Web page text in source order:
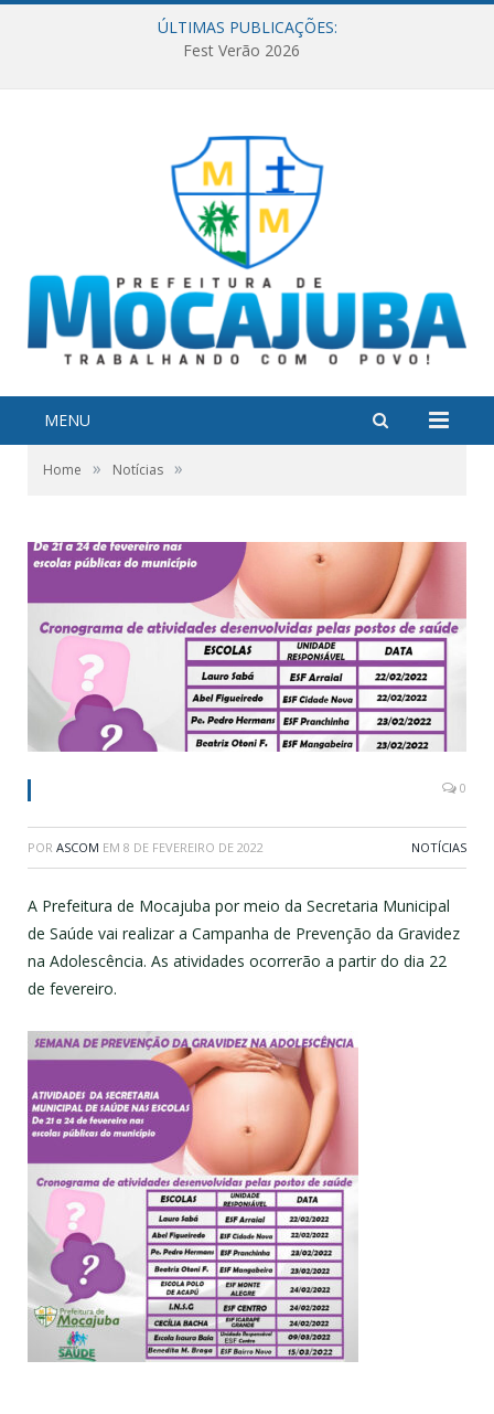
ÚLTIMAS PUBLICAÇÕES:
Fest Verão 2026
MENU
Home » Notícias »
0
POR ASCOM EM 8 DE FEVEREIRO DE 2022 NOTÍCIAS
A Prefeitura de Mocajuba por meio da Secretaria Municipal
de Saúde vai realizar a Campanha de Prevenção da Gravidez
na Adolescência. As atividades ocorrerão a partir do dia 22
de fevereiro.